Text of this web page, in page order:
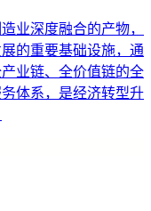
业深度融合的产物，
的重要基础设施，通
业链、全价值链的全
体系，是经济转型升